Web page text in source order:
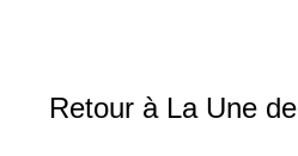
Retour à La Une de